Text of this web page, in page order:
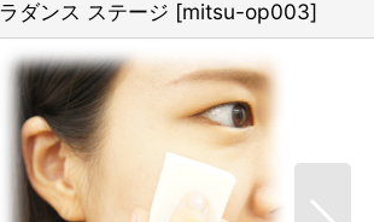
ダンス ステージ [mitsu-op003]